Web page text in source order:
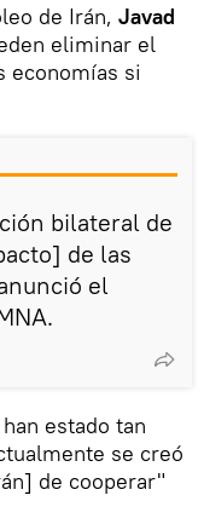
de Irán, Javad
eliminar el
economías si
bilateral de
de las
el
estado tan
se creó
de cooperar"